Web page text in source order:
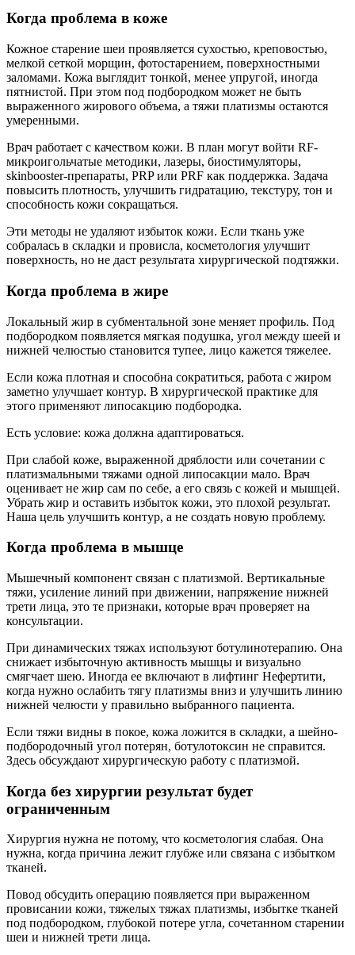
Когда проблема в коже
Кожное старение шеи проявляется сухостью, креповостью,
мелкой сеткой морщин, фотостарением, поверхностными
заломами. Кожа выглядит тонкой, менее упругой, иногда
пятнистой. При этом под подбородком может не быть
выраженного жирового объема, а тяжи платизмы остаются
умеренными.
Врач работает с качеством кожи. В план могут войти RF-
микроигольчатые методики, лазеры, биостимуляторы,
skinbooster-препараты, PRP или PRF как поддержка. Задача
повысить плотность, улучшить гидратацию, текстуру, тон и
способность кожи сокращаться.
Эти методы не удаляют избыток кожи. Если ткань уже
собралась в складки и провисла, косметология улучшит
поверхность, но не даст результата хирургической подтяжки.
Когда проблема в жире
Локальный жир в субментальной зоне меняет профиль. Под
подбородком появляется мягкая подушка, угол между шеей и
нижней челюстью становится тупее, лицо кажется тяжелее.
Если кожа плотная и способна сократиться, работа с жиром
заметно улучшает контур. В хирургической практике для
этого применяют липосакцию подбородка.
Есть условие: кожа должна адаптироваться.
При слабой коже, выраженной дряблости или сочетании с
платизмальными тяжами одной липосакции мало. Врач
оценивает не жир сам по себе, а его связь с кожей и мышцей.
Убрать жир и оставить избыток кожи, это плохой результат.
Наша цель улучшить контур, а не создать новую проблему.
Когда проблема в мышце
Мышечный компонент связан с платизмой. Вертикальные
тяжи, усиление линий при движении, напряжение нижней
трети лица, это те признаки, которые врач проверяет на
консультации.
При динамических тяжах используют ботулинотерапию. Она
снижает избыточную активность мышцы и визуально
смягчает шею. Иногда ее включают в лифтинг Нефертити,
когда нужно ослабить тягу платизмы вниз и улучшить линию
нижней челюсти у правильно выбранного пациента.
Если тяжи видны в покое, кожа ложится в складки, а шейно-
подбородочный угол потерян, ботулотоксин не справится.
Здесь обсуждают хирургическую работу с платизмой.
Когда без хирургии результат будет
ограниченным
Хирургия нужна не потому, что косметология слабая. Она
нужна, когда причина лежит глубже или связана с избытком
тканей.
Повод обсудить операцию появляется при выраженном
провисании кожи, тяжелых тяжах платизмы, избытке тканей
под подбородком, глубокой потере угла, сочетанном старении
шеи и нижней трети лица.